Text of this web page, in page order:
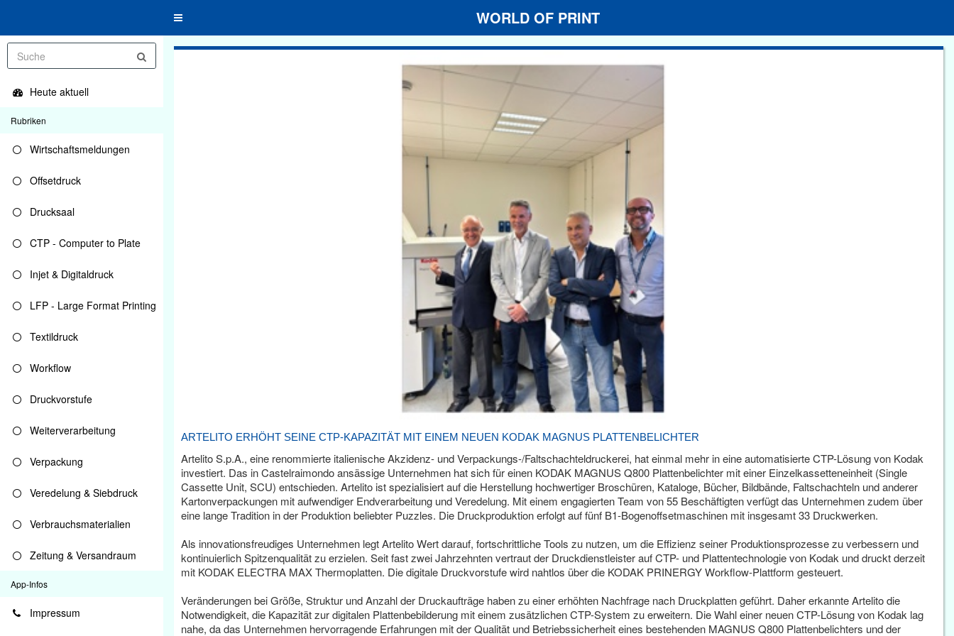
Toggle
WORLD OF PRINT
Heute aktuell
Rubriken
Wirtschaftsmeldungen
Offsetdruck
Drucksaal
CTP - Computer to Plate
Injet & Digitaldruck
LFP - Large Format Printing
Textildruck
Workflow
Druckvorstufe
Weiterverarbeitung
Verpackung
Veredelung & Siebdruck
Verbrauchsmaterialien
Zeitung & Versandraum
App-Infos
Impressum
ARTELITO ERHÖHT SEINE CTP-KAPAZITÄT MIT EINEM NEUEN KODAK MAGNUS PLATTENBELICHTER
Artelito S.p.A., eine renommierte italienische Akzidenz- und Verpackungs-/Faltschachteldruckerei, hat einmal mehr in eine automatisierte CTP-Lösung von Kodak
investiert. Das in Castelraimondo ansässige Unternehmen hat sich für einen KODAK MAGNUS Q800 Plattenbelichter mit einer Einzelkassetteneinheit (Single
Cassette Unit, SCU) entschieden. Artelito ist spezialisiert auf die Herstellung hochwertiger Broschüren, Kataloge, Bücher, Bildbände, Faltschachteln und anderer
Kartonverpackungen mit aufwendiger Endverarbeitung und Veredelung. Mit einem engagierten Team von 55 Beschäftigten verfügt das Unternehmen zudem über
eine lange Tradition in der Produktion beliebter Puzzles. Die Druckproduktion erfolgt auf fünf B1-Bogenoffsetmaschinen mit insgesamt 33 Druckwerken.
Als innovationsfreudiges Unternehmen legt Artelito Wert darauf, fortschrittliche Tools zu nutzen, um die Effizienz seiner Produktionsprozesse zu verbessern und
kontinuierlich Spitzenqualität zu erzielen. Seit fast zwei Jahrzehnten vertraut der Druckdienstleister auf CTP- und Plattentechnologie von Kodak und druckt derzeit
mit KODAK ELECTRA MAX Thermoplatten. Die digitale Druckvorstufe wird nahtlos über die KODAK PRINERGY Workflow-Plattform gesteuert.
Veränderungen bei Größe, Struktur und Anzahl der Druckaufträge haben zu einer erhöhten Nachfrage nach Druckplatten geführt. Daher erkannte Artelito die
Notwendigkeit, die Kapazität zur digitalen Plattenbebilderung mit einem zusätzlichen CTP-System zu erweitern. Die Wahl einer neuen CTP-Lösung von Kodak lag
nahe, da das Unternehmen hervorragende Erfahrungen mit der Qualität und Betriebssicherheit eines bestehenden MAGNUS Q800 Plattenbelichters und der